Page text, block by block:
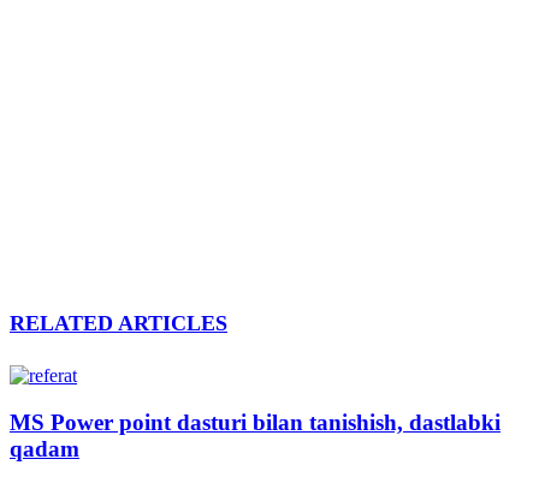
RELATED ARTICLES
MS Power point dasturi bilan tanishish, dastlabki
qadam